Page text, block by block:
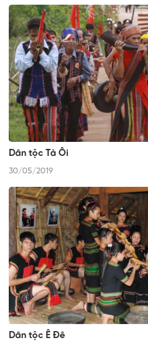
Dân tộc Tà Ôi
30/05/2019
Dân tộc Ê Đê